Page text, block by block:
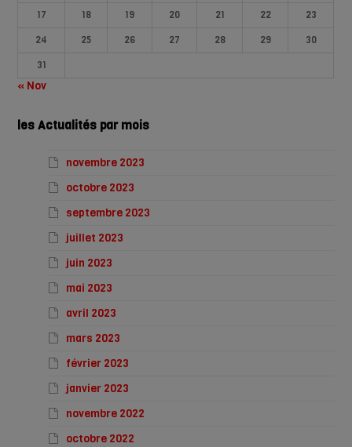
17 18 19 20 21 22
23
24
25 26 27 28 29
30
31
« Nov
les Actualités par mois
novembre 2023
octobre 2023
septembre 2023
juillet 2023
juin 2023
mai 2023
avril 2023
mars 2023
février 2023
janvier 2023
novembre 2022
octobre 2022